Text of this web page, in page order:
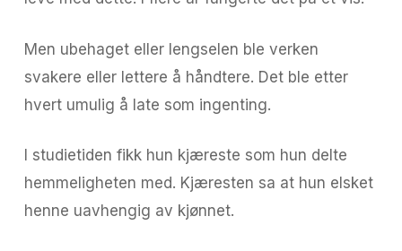
Men ubehaget eller lengselen ble verken
svakere eller lettere å håndtere. Det ble etter
hvert umulig å late som ingenting.
I studietiden fikk hun kjæreste som hun delte
hemmeligheten med. Kjæresten sa at hun elsket
henne uavhengig av kjønnet.